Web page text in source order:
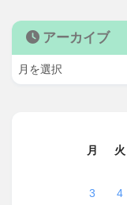
アーカイブ
月
火
3
4